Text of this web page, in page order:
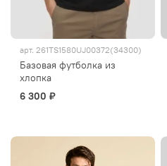
арт. 261TS1580UJ00372(34300)
Базовая футболка из
хлопка
6 300 ₽